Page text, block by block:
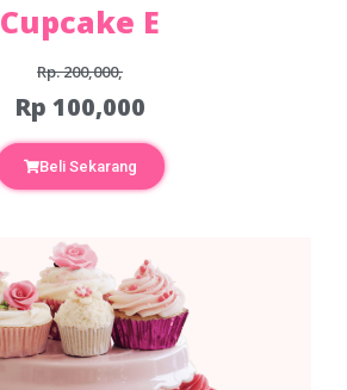
Cupcake E
Rp. 200,000,
Rp 100,000
Beli Sekarang